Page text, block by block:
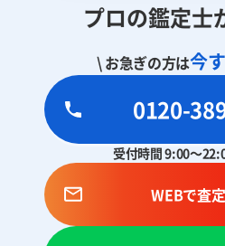
プロの鑑定士
\ お急ぎの方は今
0120-
受付時間 9:00～
WEBで査